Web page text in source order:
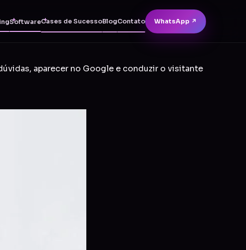
SoftwareCases de SucessoBlogContato WhatsApp ↗
aparecer no Google e conduzir o visitante